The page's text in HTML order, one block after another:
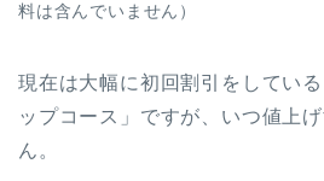
料は含んでいません）
現在は大幅に初回割引をしてい
ップコース」ですが、いつ値上
ん。